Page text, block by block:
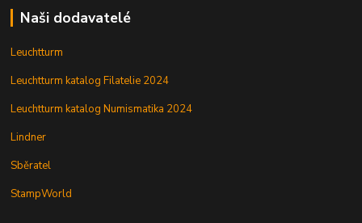
Naši dodavatelé
Leuchtturm
Leuchtturm katalog Filatelie 2024
Leuchtturm katalog Numismatika 2024
Lindner
Sběratel
StampWorld